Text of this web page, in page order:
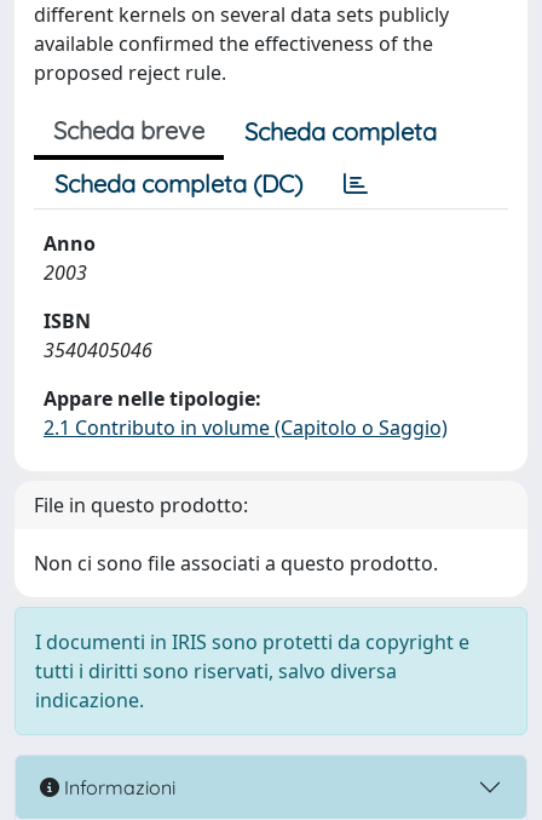
different kernels on several data sets publicly
available confirmed the effectiveness of the
proposed reject rule.
Scheda breve
Scheda completa
Scheda completa (DC)
Anno
2003
ISBN
3540405046
Appare nelle tipologie:
2.1 Contributo in volume (Capitolo o Saggio)
File in questo prodotto:
Non ci sono file associati a questo prodotto.
I documenti in IRIS sono protetti da copyright e
tutti i diritti sono riservati, salvo diversa
indicazione.
Informazioni